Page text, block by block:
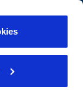
Se abre en otra